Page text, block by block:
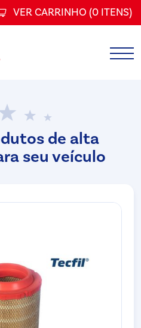
VER CARRINHO (0 ITENS)
de alta
seu veículo